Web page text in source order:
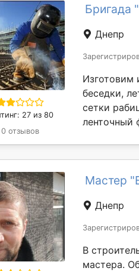
27 из 80
0 отзывов
Бригада
Днепр
Изготовим
беседки,
сетки
ленточный
Мастер
Днепр
В
мастера.